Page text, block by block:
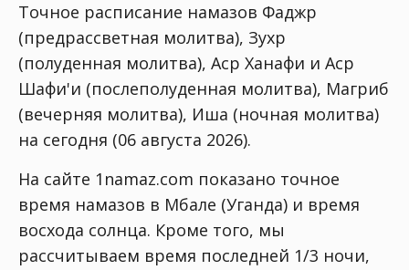
Точное расписание намазов Фаджр
(предрассветная молитва), Зухр
(полуденная молитва), Аср Ханафи и Аср
Шафи'и (послеполуденная молитва), Магриб
(вечерняя молитва), Иша (ночная молитва)
на сегодня (06 августа 2026).
На сайте 1namaz.com показано точное
время намазов в Мбале (Уганда) и время
восхода солнца. Кроме того, мы
рассчитываем время последней 1/3 ночи,